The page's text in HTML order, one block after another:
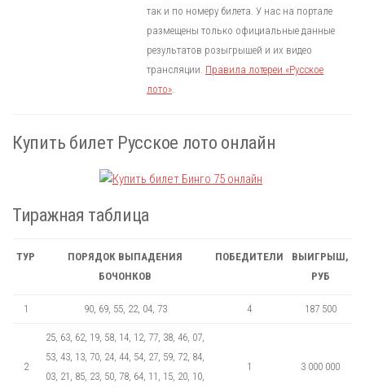
так и по номеру билета. У нас на портале
размещены только официальные данные
результатов розыгрышей и их видео
трансляции. Правила лотереи «Русское
лото».
Купить билет Русское лото онлайн
Тиражная таблица
ТУР
ПОРЯДОК ВЫПАДЕНИЯ
БОЧОНКОВ
ПОБЕДИТЕЛИ
ВЫИГРЫШ,
РУБ
1 90, 69, 55, 22, 04, 73 4 187 500
2
25, 63, 62, 19, 58, 14, 12, 77, 38, 46, 07,
53, 43, 13, 70, 24, 44, 54, 27, 59, 72, 84,
03, 21, 85, 23, 50, 78, 64, 11, 15, 20, 10,
1 3 000 000